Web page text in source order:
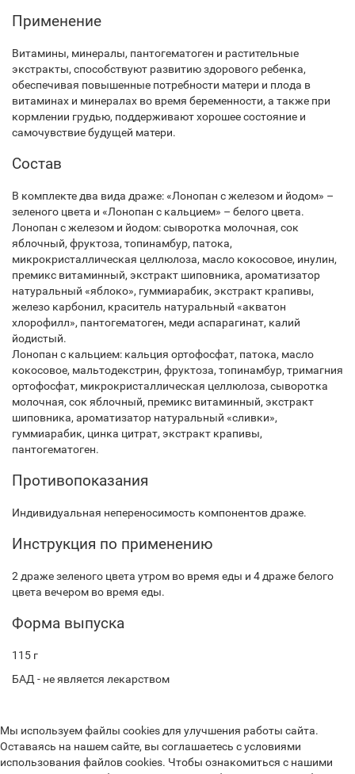
Применение
Витамины, минералы, пантогематоген и растительные
экстракты, способствуют развитию здорового ребенка,
обеспечивая повышенные потребности матери и плода в
витаминах и минералах во время беременности, а также при
кормлении грудью, поддерживают хорошее состояние и
самочувствие будущей матери.
Состав
В комплекте два вида драже: «Лонопан с железом и йодом» –
зеленого цвета и «Лонопан с кальцием» – белого цвета.
Лонопан с железом и йодом: сыворотка молочная, сок
яблочный, фруктоза, топинамбур, патока,
микрокристаллическая целлюлоза, масло кокосовое, инулин,
премикс витаминный, экстракт шиповника, ароматизатор
натуральный «яблоко», гуммиарабик, экстракт крапивы,
железо карбонил, краситель натуральный «акватон
хлорофилл», пантогематоген, меди аспарагинат, калий
йодистый.
Лонопан с кальцием: кальция ортофосфат, патока, масло
кокосовое, мальтодекстрин, фруктоза, топинамбур, тримагния
ортофосфат, микрокристаллическая целлюлоза, сыворотка
молочная, сок яблочный, премикс витаминный, экстракт
шиповника, ароматизатор натуральный «сливки»,
гуммиарабик, цинка цитрат, экстракт крапивы,
пантогематоген.
Противопоказания
Индивидуальная непереносимость компонентов драже.
Инструкция по применению
2 драже зеленого цвета утром во время еды и 4 драже белого
цвета вечером во время еды.
Форма выпуска
115 г
БАД - не является лекарством
Мы используем файлы cookies для улучшения работы сайта.
Оставаясь на нашем сайте, вы соглашаетесь с условиями
использования файлов cookies. Чтобы ознакомиться с нашими